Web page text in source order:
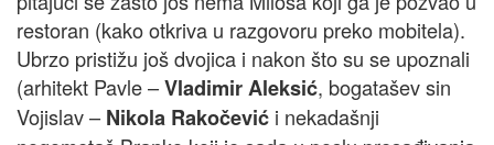
restoran (kako otkriva u razgovoru preko mobitela).
Ubrzo pristižu još dvojica i nakon što su se upoznali
(arhitekt Pavle –Vladimir Aleksić, bogatašev sin
Vojislav – Nikola Rakočević i nekadašnji